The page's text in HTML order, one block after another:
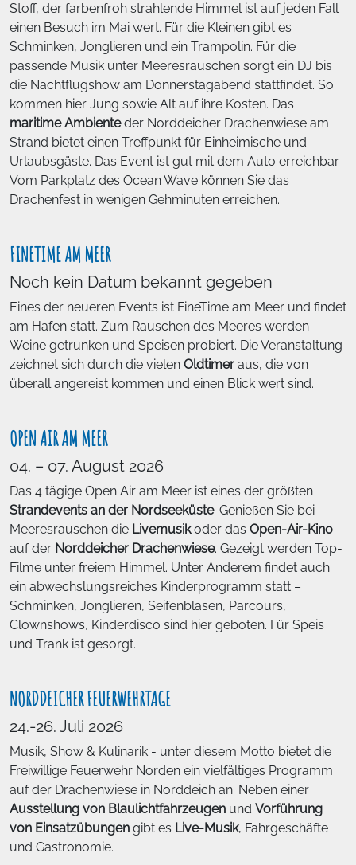
Stoff, der farbenfroh strahlende Himmel ist auf jeden Fall
einen Besuch im Mai wert. Für die Kleinen gibt es
Schminken, Jonglieren und ein Trampolin. Für die
passende Musik unter Meeresrauschen sorgt ein DJ bis
die Nachtflugshow am Donnerstagabend stattfindet. So
kommen hier Jung sowie Alt auf ihre Kosten. Das
maritime Ambienteder Norddeicher Drachenwiese am
Strand bietet einen Treffpunkt für Einheimische und
Urlaubsgäste. Das Event ist gut mit dem Auto erreichbar.
Vom Parkplatz des Ocean Wave können Sie das
Drachenfest in wenigen Gehminuten erreichen.
FINETIME AM MEER
Noch kein Datum bekannt gegeben
Eines der neueren Events ist FineTime am Meer und findet
am Hafen statt. Zum Rauschen des Meeres werden
Weine getrunken und Speisen probiert. Die Veranstaltung
zeichnet sich durch die vielen Oldtimer aus, die von
überall angereist kommen und einen Blick wert sind.
OPEN AIR AM MEER
04. – 07. August 2026
Das 4 tägige Open Air am Meer ist eines der größten
Strandevents an der Nordseeküste. Genießen Sie bei
Meeresrauschen die Livemusikoder das Open-Air-Kino
auf der Norddeicher Drachenwiese. Gezeigt werden Top-
Filme unter freiem Himmel. Unter Anderem findet auch
ein abwechslungsreiches Kinderprogramm statt –
Schminken, Jonglieren, Seifenblasen, Parcours,
Clownshows, Kinderdisco sind hier geboten. Für Speis
und Trank ist gesorgt.
NORDDEICHER FEUERWEHRTAGE
24.-26. Juli 2026
Musik, Show & Kulinarik - unter diesem Motto bietet die
Freiwillige Feuerwehr Norden ein vielfältiges Programm
auf der Drachenwiese in Norddeich an. Neben einer
Ausstellung von Blaulichtfahrzeugen und Vorführung
von Einsatzübungen gibt es Live-Musik, Fahrgeschäfte
und Gastronomie.